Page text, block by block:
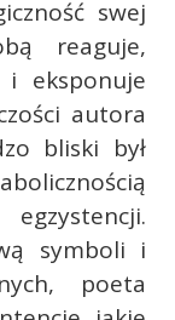
swej
reaguje,
eksponuje
autora
bliski był
symboli i
poeta